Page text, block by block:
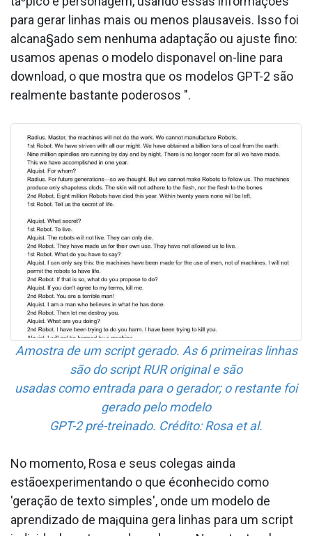
para gerar linhas mais ou menos plausa­veis. Isso foi
alcana§ado sem nenhuma adaptação ou ajuste fino:
usamos apenas o modelo dispona­vel on-line para
download, o que mostra que os modelos GPT-2 são
realmente bastante poderosos ".
Amostra de um script gerado. As 6 primeiras linhas
são do script RUR original e são
usadas como entrada para o gerador; o restante foi
gerado pelo modelo
GPT-2 pré-treinado. Crédito: Rosa et al.
No momento, Rosa e seus colegas ainda
estãoexperimentando o que éconhecido como
'geração de texto simples', onde um modelo de
aprendizado de ma¡quina gera linhas para um script